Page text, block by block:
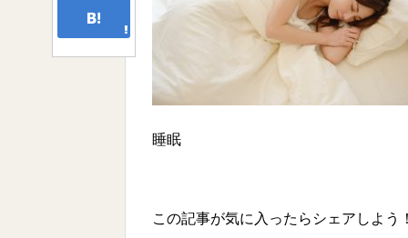
睡眠
この記事が気に入ったらシェアしよう